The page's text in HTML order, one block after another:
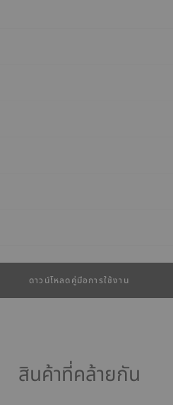
ดาวน์โหลดคู่มือการใช้งาน
สินค้าที่คล้ายกัน